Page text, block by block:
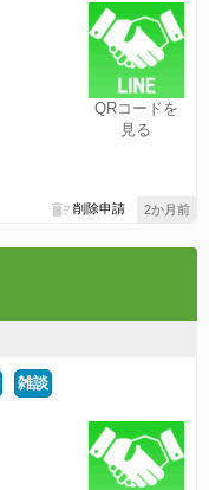
QRコードを
見る
2か月前
削除申請
雑談